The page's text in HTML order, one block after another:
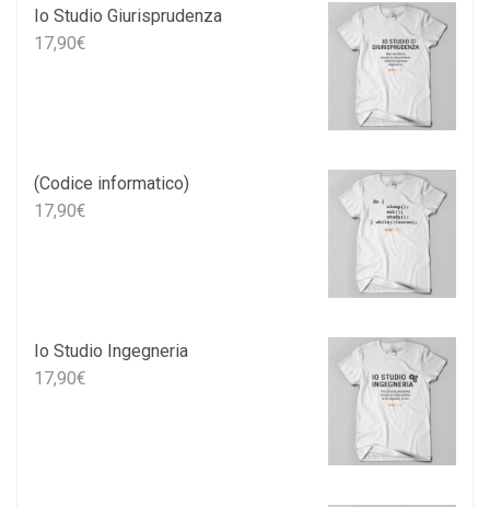
Io Studio Giurisprudenza
17,90€
(Codice informatico)
17,90€
Io Studio Ingegneria
17,90€